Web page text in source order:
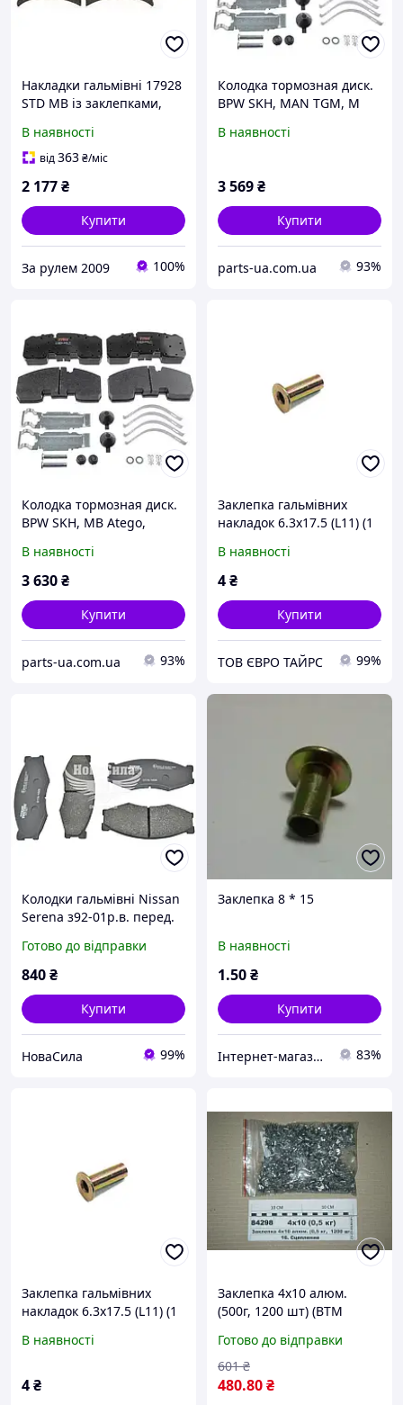
Накладки гальмівні 17928
STD MB із заклепками,
65001682N00A4RV,
5021200893
В наявності
від363₴/міс
2 177₴
Купити
За рулем 2009 100%
Колодка тормозная диск.
BPW SKH, MAN TGM, M
Fomar)
В наявності
3 569₴
Купити
parts-ua.com.ua 93%
Колодка тормозная диск.
BPW SKH, MB Atego,
Fomar)
В наявності
3 630₴
Купити
parts-ua.com.ua 93%
Заклепка гальмівних
накладок 6.3x17.5 (L11) (1
A14003-1
В наявності
4₴
Купити
ТОВ ЄВРО ТАЙРС 99%
Колодки гальмівні Nissan
Serena з92-01р.в. перед.
Готово до відправки
840₴
Купити
НоваСила 99%
Заклепка 8 * 15
В наявності
1.50₴
Купити
Інтернет-магазин Форсаж TIR запчастин, ФОРСАЖ TIR SERVICE&SHOP 83%
Заклепка гальмівних
накладок 6.3x17.5 (L11) (1
A14003-1
В наявності
4₴
Заклепка 4х10 алюм.
(500г, 1200 шт) (ВТМ
Готово до відправки
480.80₴
601 ₴